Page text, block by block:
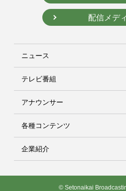
配信メデ
ニュース
テレビ番組
アナウンサー
各種コンテンツ
企業紹介
© Setonaikai